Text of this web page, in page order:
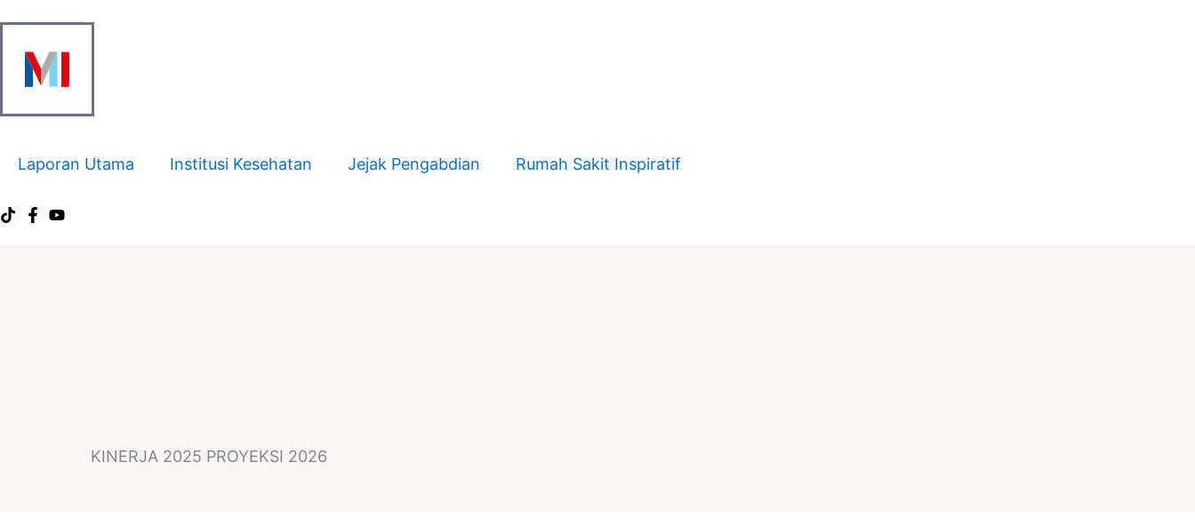
content
Laporan Utama Institusi Kesehatan Jejak Pengabdian Rumah Sakit Inspiratif
KINERJA 2025 PROYEKSI 2026